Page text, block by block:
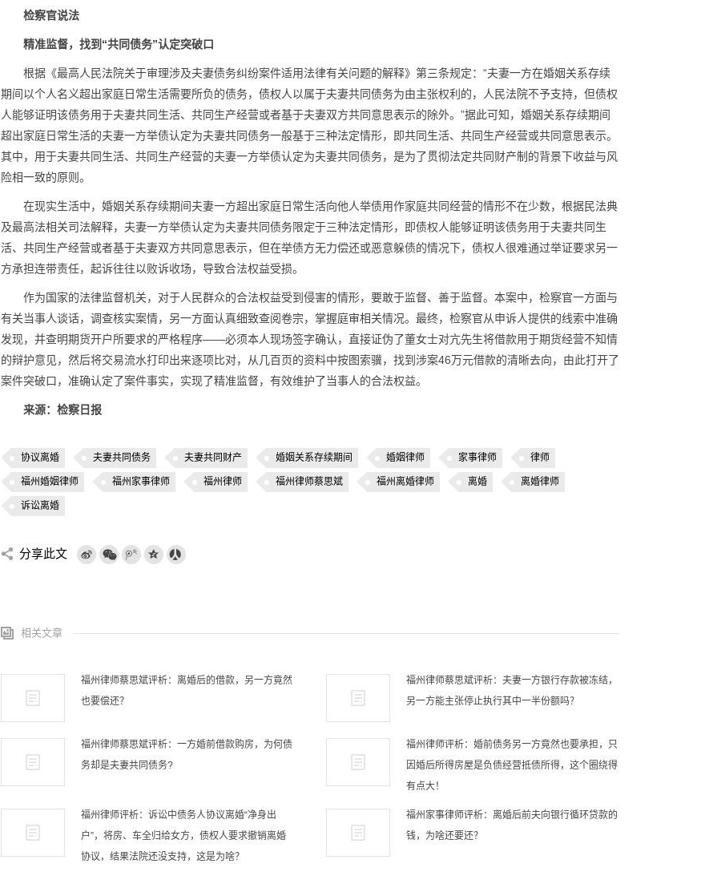
检察官说法
精准监督，找到“共同债务”认定突破口
根据《最高人民法院关于审理涉及夫妻债务纠纷案件适用法律有关问题的解释》第三条规定：“夫妻一方在婚姻关系存续
期间以个人名义超出家庭日常生活需要所负的债务，债权人以属于夫妻共同债务为由主张权利的，人民法院不予支持，但债权
人能够证明该债务用于夫妻共同生活、共同生产经营或者基于夫妻双方共同意思表示的除外。”据此可知，婚姻关系存续期间
超出家庭日常生活的夫妻一方举债认定为夫妻共同债务一般基于三种法定情形，即共同生活、共同生产经营或共同意思表示。
其中，用于夫妻共同生活、共同生产经营的夫妻一方举债认定为夫妻共同债务，是为了贯彻法定共同财产制的背景下收益与风
险相一致的原则。
在现实生活中，婚姻关系存续期间夫妻一方超出家庭日常生活向他人举债用作家庭共同经营的情形不在少数，根据民法典
及最高法相关司法解释，夫妻一方举债认定为夫妻共同债务限定于三种法定情形，即债权人能够证明该债务用于夫妻共同生
活、共同生产经营或者基于夫妻双方共同意思表示，但在举债方无力偿还或恶意躲债的情况下，债权人很难通过举证要求另一
方承担连带责任，起诉往往以败诉收场，导致合法权益受损。
作为国家的法律监督机关，对于人民群众的合法权益受到侵害的情形，要敢于监督、善于监督。本案中，检察官一方面与
有关当事人谈话，调查核实案情，另一方面认真细致查阅卷宗，掌握庭审相关情况。最终，检察官从申诉人提供的线索中准确
发现，并查明期货开户所要求的严格程序——必须本人现场签字确认，直接证伪了董女士对亢先生将借款用于期货经营不知情
的辩护意见，然后将交易流水打印出来逐项比对，从几百页的资料中按图索骥，找到涉案46万元借款的清晰去向，由此打开了
案件突破口，准确认定了案件事实，实现了精准监督，有效维护了当事人的合法权益。
来源：检察日报
协议离婚 夫妻共同债务 夫妻共同财产 婚姻关系存续期间 婚姻律师 家事律师 律师
福州婚姻律师 福州家事律师 福州律师 福州律师蔡思斌 福州离婚律师 离婚 离婚律师
诉讼离婚
分享此文
相关文章
福州律师蔡思斌评析：离婚后的借款，另一方竟然
也要偿还？
福州律师蔡思斌评析：夫妻一方银行存款被冻结，
另一方能主张停止执行其中一半份额吗？
福州律师蔡思斌评析：一方婚前借款购房，为何债
务却是夫妻共同债务?
福州律师评析：婚前债务另一方竟然也要承担，只
因婚后所得房屋是负债经营抵债所得，这个圈绕得
有点大！
福州律师评析：诉讼中债务人协议离婚“净身出
户”，将房、车全归给女方，债权人要求撤销离婚
协议，结果法院还没支持，这是为啥？
福州家事律师评析：离婚后前夫向银行循环贷款的
钱，为啥还要还？